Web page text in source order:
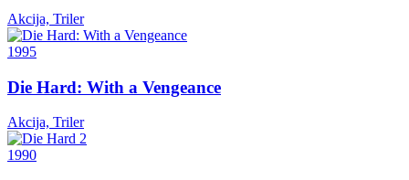
Akcija, Triler
1995
Die Hard: With a Vengeance
Akcija, Triler
1990